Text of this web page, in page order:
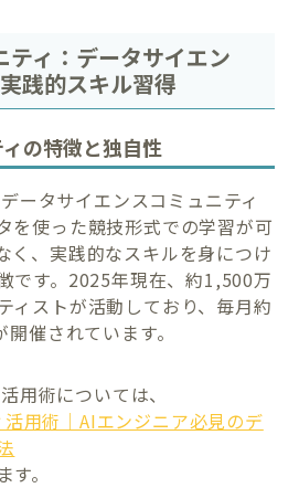
ィ：データサイエン
践的スキル習得
の特徴と独自性
ータサイエンスコミュニティ
を使った競技形式での学習が可
く、実践的なスキルを身につけ
です。2025年現在、約1,500万
ィストが活動しており、毎月約
催されています。
用術については、
用術｜AIエンジニア必見のデ
。